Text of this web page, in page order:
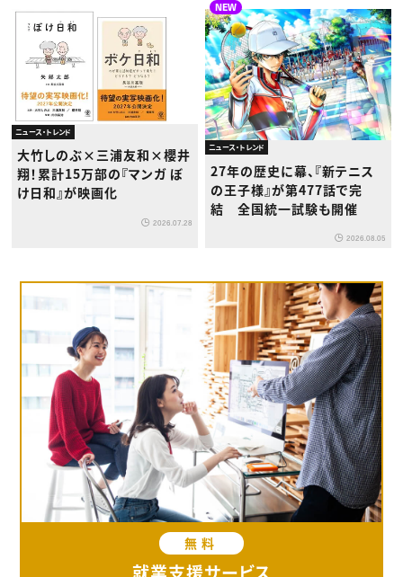
ニュース・トレンド
大竹しのぶ×三浦友和×櫻井
翔！累計15万部の『マンガ ぼ
け日和』が映画化
2026.07.28
NEW
ニュース・トレンド
27年の歴史に幕、『新テニス
の王子様』が第477話で完
結 全国統一試験も開催
2026.08.05
無料